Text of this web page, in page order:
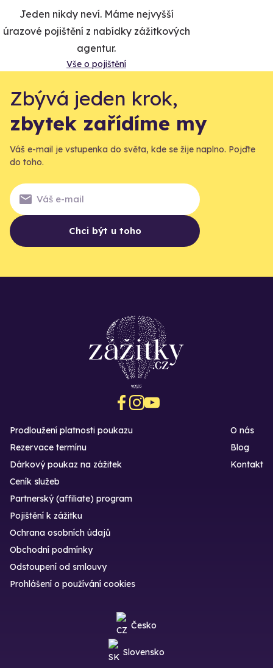
Jeden nikdy neví. Máme nejvyšší
úrazové pojištění z nabídky zážitkových
agentur.
Vše o pojištění
Zbývá jeden krok,
zbytek zařídíme my
Váš e-mail je vstupenka do světa, kde se žije naplno. Pojďte
do toho.
Chci být u toho
Prodloužení platnosti poukazu
Rezervace termínu
Dárkový poukaz na zážitek
O nás
Blog
Kontakt
Ceník služeb
Partnerský (affiliate) program
Pojištění k zážitku
Ochrana osobních údajů
Obchodní podmínky
Odstoupení od smlouvy
Prohlášení o používání cookies
Česko
Slovensko